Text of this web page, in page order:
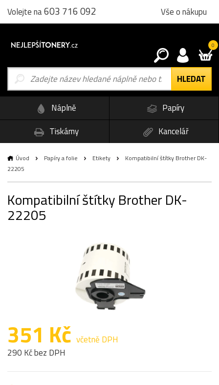
Volejte na603 716 092 Vše o nákupu
0
Náplně
Papíry
Tiskárny
Kancelář
Úvod Papíry a folie Etikety
Kompatibilní štítky Brother DK-
22205
Kompatibilní štítky Brother DK-
22205
351 Kč včetně DPH
290 Kč bez DPH